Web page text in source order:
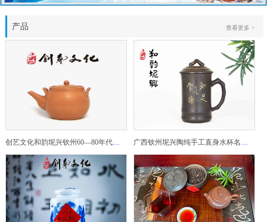
产品 查看更多 >
创艺文化和韵坭兴钦州60—80年代坭兴陶老壶——玉奎壶 广西钦州坭兴陶纯手工直身水杯名家陶瓷大师紫砂建水紫陶